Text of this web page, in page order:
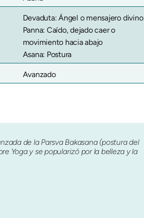
Devaduta: Ángel o mensajero divino
Panna: Caído, dejado caer o
movimiento hacia abajo
Asana: Postura
Avanzado
de la Parsva Bakasana (postura del
Yoga y se popularizó por la belleza y la